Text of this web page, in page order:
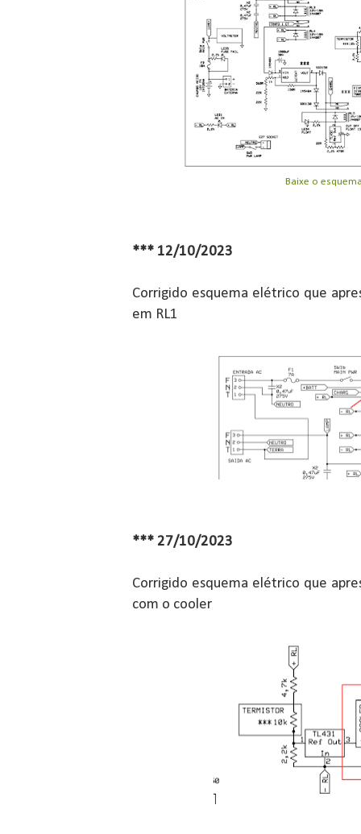
Baixe o
*** 12/10/2023
Corrigido esquema elétrico que
em RL1
*** 27/10/2023
Corrigido esquema elétrico que
com o cooler